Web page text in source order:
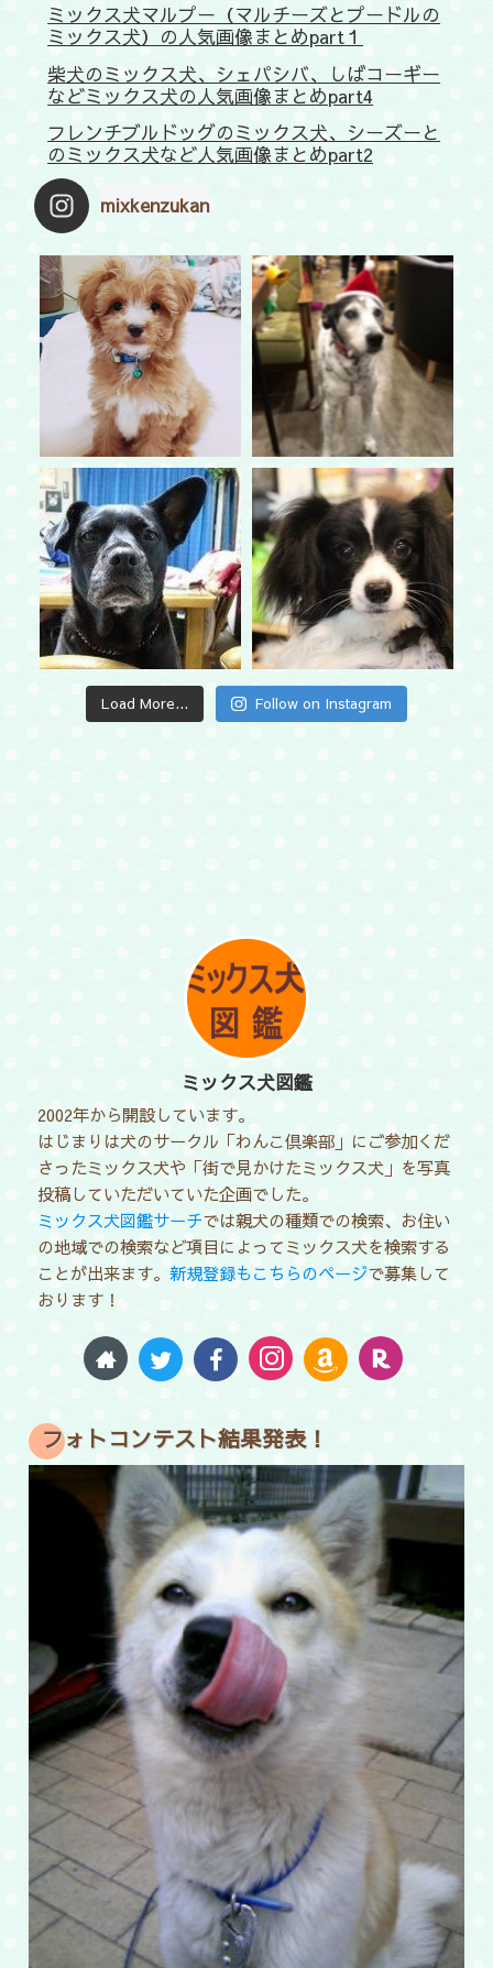
ミックス犬マルプー（マルチーズとプードルの
ミックス犬）の人気画像まとめpart１
柴犬のミックス犬、シェパシバ、しばコーギー
などミックス犬の人気画像まとめpart4
フレンチブルドッグのミックス犬、シーズーと
のミックス犬など人気画像まとめpart2
mixkenzukan
Load More... Follow on Instagram
ミックス犬図鑑
2002年から開設しています。
はじまりは犬のサークル「わんこ倶楽部」にご参加くだ
さったミックス犬や「街で見かけたミックス犬」を写真
投稿していただいていた企画でした。
ミックス犬図鑑サーチでは親犬の種類での検索、お住い
の地域での検索など項目によってミックス犬を検索する
ことが出来ます。 新規登録もこちらのページで募集して
おります！
フォトコンテスト結果発表！